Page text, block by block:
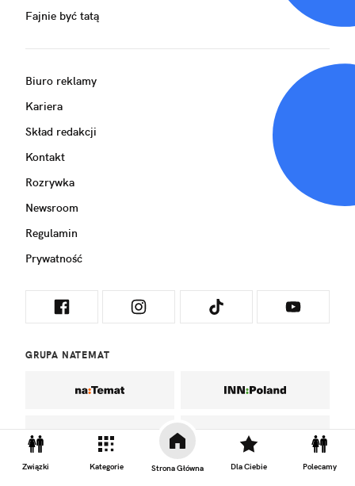
Związki Kategorie Strona Główna Dla Ciebie Polecamy
Fajnie być tatą
Biuro reklamy
Kariera
Skład redakcji
Kontakt
Rozrywka
Newsroom
Regulamin
Prywatność
GRUPA NATEMAT